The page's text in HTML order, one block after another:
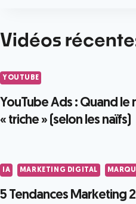
Vidéos
YOUTUBE
YouTube Ads : Quand
« triche » (selon les naïfs)
IA MARKETING DIGITAL
5 Tendances Marketing